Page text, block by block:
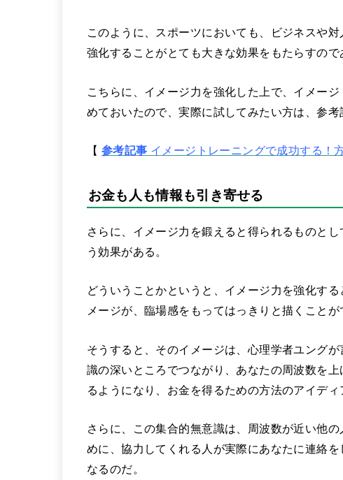
このように、スポーツにおいても、ビジネスや
強化することがとても大きな効果をもたらすので
こちらに、イメージ力を強化した上で、イメー
めておいたので、実際に試してみたい方は、参
【 参考記事 イメージトレーニングで成功する！
お金も人も情報も引き寄せる
さらに、イメージ力を鍛えると得られるものと
う効果がある。
どういうことかというと、イメージ力を強化す
メージが、臨場感をもってはっきりと描くことが
そうすると、そのイメージは、心理学者ユングが
識の深いところでつながり、あなたの周波数を
るようになり、お金を得るための方法のアイデ
さらに、この集合的無意識は、周波数が近い他
めに、協力してくれる人が実際にあなたに連絡
なるのだ。